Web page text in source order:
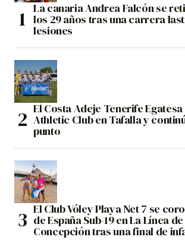
La canaria Andrea Falcón se
los 29 años tras una carrera
lesiones
El Costa Adeje Tenerife
Athletic Club en Tafalla y
punto
El Club Vóley Playa Net 7 se
de España Sub-19 en La Línea
Concepción tras una final de